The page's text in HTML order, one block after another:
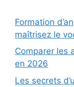
Formation
maîtrisez le
Comparer les
en 2026
Les secrets